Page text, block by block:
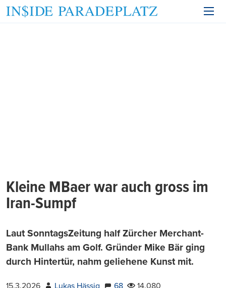
Kleine MBaer war auch gross im
Iran-Sumpf
Laut SonntagsZeitung half Zürcher Merchant-
Bank Mullahs am Golf. Gründer Mike Bär ging
durch Hintertür, nahm geliehene Kunst mit.
15.3.2026 Lukas Hässig 68
14.080